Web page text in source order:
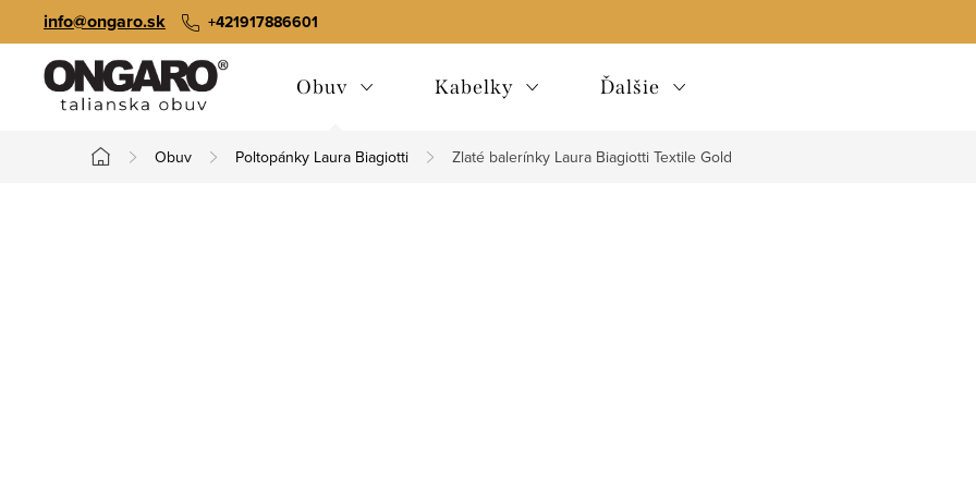
na
+421917886601
info@ongaro.sk
Obuv Kabelky Ďalšie
Domov
Obuv Poltopánky Laura Biagiotti Zlaté balerínky Laura Biagiotti Textile Gold